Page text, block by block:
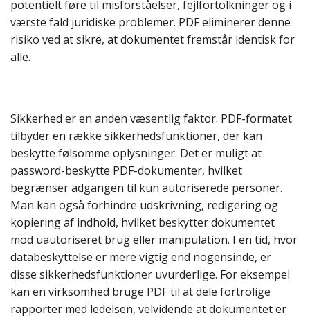
potentielt føre til misforståelser, fejlfortolkninger og i
værste fald juridiske problemer. PDF eliminerer denne
risiko ved at sikre, at dokumentet fremstår identisk for
alle.
Sikkerhed er en anden væsentlig faktor. PDF-formatet
tilbyder en række sikkerhedsfunktioner, der kan
beskytte følsomme oplysninger. Det er muligt at
password-beskytte PDF-dokumenter, hvilket
begrænser adgangen til kun autoriserede personer.
Man kan også forhindre udskrivning, redigering og
kopiering af indhold, hvilket beskytter dokumentet
mod uautoriseret brug eller manipulation. I en tid, hvor
databeskyttelse er mere vigtig end nogensinde, er
disse sikkerhedsfunktioner uvurderlige. For eksempel
kan en virksomhed bruge PDF til at dele fortrolige
rapporter med ledelsen, velvidende at dokumentet er